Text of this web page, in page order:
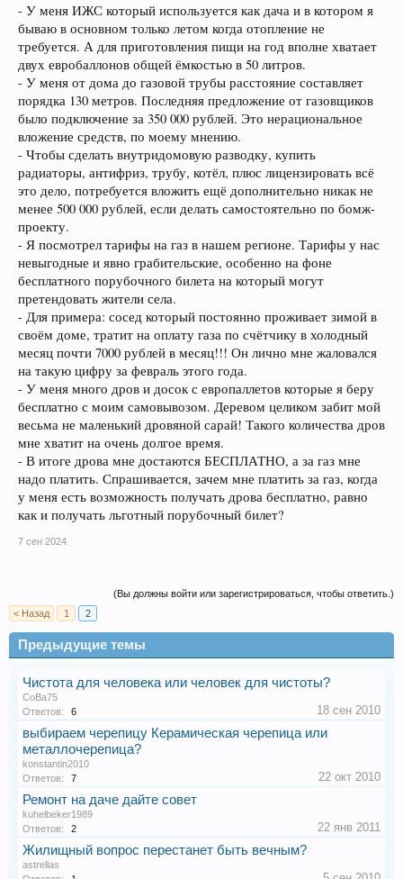
- У меня ИЖС который используется как дача и в котором я
бываю в основном только летом когда отопление не
требуется. А для приготовления пищи на год вполне хватает
двух евробаллонов общей ёмкостью в 50 литров.
- У меня от дома до газовой трубы расстояние составляет
порядка 130 метров. Последняя предложение от газовщиков
было подключение за 350 000 рублей. Это нерациональное
вложение средств, по моему мнению.
- Чтобы сделать внутридомовую разводку, купить
радиаторы, антифриз, трубу, котёл, плюс лицензировать всё
это дело, потребуется вложить ещё дополнительно никак не
менее 500 000 рублей, если делать самостоятельно по бомж-
проекту.
- Я посмотрел тарифы на газ в нашем регионе. Тарифы у нас
невыгодные и явно грабительские, особенно на фоне
бесплатного порубочного билета на который могут
претендовать жители села.
- Для примера: сосед который постоянно проживает зимой в
своём доме, тратит на оплату газа по счётчику в холодный
месяц почти 7000 рублей в месяц!!! Он лично мне жаловался
на такую цифру за февраль этого года.
- У меня много дров и досок с европаллетов которые я беру
бесплатно с моим самовывозом. Деревом целиком забит мой
весьма не маленький дровяной сарай! Такого количества дров
мне хватит на очень долгое время.
- В итоге дрова мне достаются БЕСПЛАТНО, а за газ мне
надо платить. Спрашивается, зачем мне платить за газ, когда
у меня есть возможность получать дрова бесплатно, равно
как и получать льготный порубочный билет?
7 сен 2024
(Вы должны войти или зарегистрироваться, чтобы ответить.)
< Назад
1 2
Предыдущие темы
Чистота для человека или человек для чистоты?
CoBa75
Ответов:
6 18 сен 2010
выбираем черепицу Керамическая черепица или
металлочерепица?
konstantin2010
Ответов:
7 22 окт 2010
Ремонт на даче дайте совет
kuhelbeker1989
Ответов:
2 22 янв 2011
Жилищный вопрос перестанет быть вечным?
astrellas